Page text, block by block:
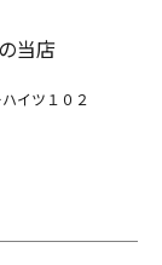
当店
イツ１０２